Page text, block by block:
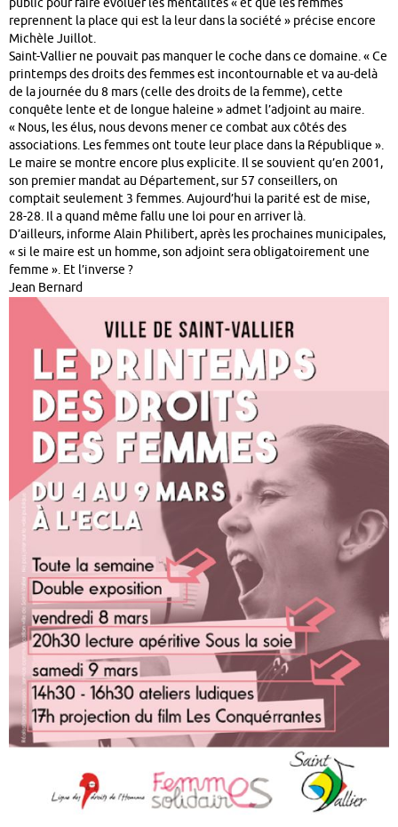
reprennent la place qui est la leur dans la société » précise encore
Michèle Juillot.
Saint-Vallier ne pouvait pas manquer le coche dans ce domaine. « Ce
printemps des droits des femmes est incontournable et va au-delà
de la journée du 8 mars (celle des droits de la femme), cette
conquête lente et de longue haleine » admet l’adjoint au maire.
« Nous, les élus, nous devons mener ce combat aux côtés des
associations. Les femmes ont toute leur place dans la République ».
Le maire se montre encore plus explicite. Il se souvient qu’en 2001,
son premier mandat au Département, sur 57 conseillers, on
comptait seulement 3 femmes. Aujourd’hui la parité est de mise,
28-28. Il a quand même fallu une loi pour en arriver là.
D’ailleurs, informe Alain Philibert, après les prochaines municipales,
« si le maire est un homme, son adjoint sera obligatoirement une
femme ». Et l’inverse ?
Jean Bernard